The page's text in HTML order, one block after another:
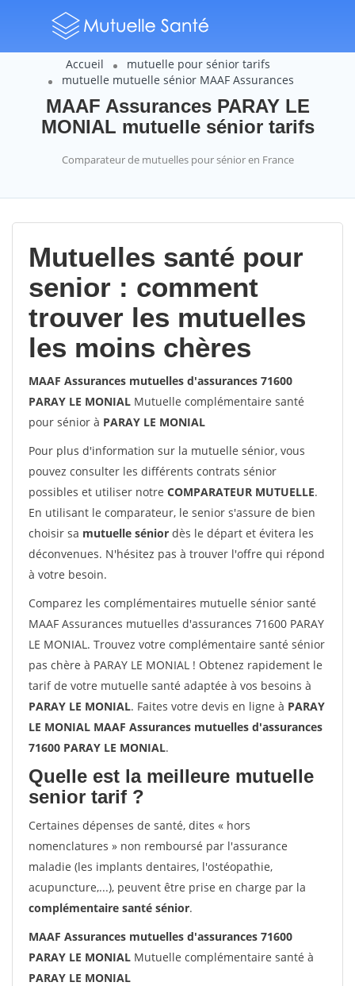
Accueil
mutuelle pour sénior tarifs
mutuelle mutuelle sénior MAAF Assurances
MAAF Assurances PARAY LE
MONIAL mutuelle sénior tarifs
Comparateur de mutuelles pour sénior en France
Mutuelles santé pour
senior : comment
trouver les mutuelles
les moins chères
MAAF Assurances mutuelles d'assurances 71600
PARAY LE MONIAL Mutuelle complémentaire santé
pour sénior à PARAY LE MONIAL
Pour plus d'information sur la mutuelle sénior, vous
pouvez consulter les différents contrats sénior
possibles et utiliser notre COMPARATEUR MUTUELLE.
En utilisant le comparateur, le senior s'assure de bien
choisir sa mutuelle sénior dès le départ et évitera les
déconvenues. N'hésitez pas à trouver l'offre qui répond
à votre besoin.
Comparez les complémentaires mutuelle sénior santé
MAAF Assurances mutuelles d'assurances 71600 PARAY
LE MONIAL. Trouvez votre complémentaire santé sénior
pas chère à PARAY LE MONIAL ! Obtenez rapidement le
tarif de votre mutuelle santé adaptée à vos besoins à
PARAY LE MONIAL. Faites votre devis en ligne à PARAY
LE MONIAL MAAF Assurances mutuelles d'assurances
71600 PARAY LE MONIAL.
Quelle est la meilleure mutuelle
senior tarif ?
Certaines dépenses de santé, dites « hors
nomenclatures » non remboursé par l'assurance
maladie (les implants dentaires, l'ostéopathie,
acupuncture,...), peuvent être prise en charge par la
complémentaire santé sénior.
MAAF Assurances mutuelles d'assurances 71600
PARAY LE MONIAL Mutuelle complémentaire santé à
PARAY LE MONIAL